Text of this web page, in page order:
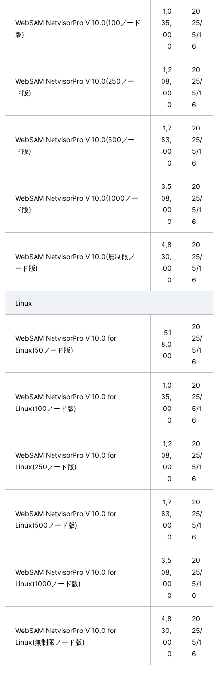
WebSAM NetvisorPro V 10.0(100ノード
版)
1,0
35,
00
0
20
25/
5/1
6
WebSAM NetvisorPro V 10.0(250ノー
ド版)
1,2
08,
00
0
20
25/
5/1
6
WebSAM NetvisorPro V 10.0(500ノー
ド版)
1,7
83,
00
0
20
25/
5/1
6
WebSAM NetvisorPro V 10.0(1000ノー
ド版)
3,5
08,
00
0
20
25/
5/1
6
WebSAM NetvisorPro V 10.0(無制限ノ
ード版)
4,8
30,
00
0
20
25/
5/1
6
Linux
WebSAM NetvisorPro V 10.0 for
Linux(50ノード版)
51
8,0
00
20
25/
5/1
6
WebSAM NetvisorPro V 10.0 for
Linux(100ノード版)
1,0
35,
00
0
20
25/
5/1
6
WebSAM NetvisorPro V 10.0 for
Linux(250ノード版)
1,2
08,
00
0
20
25/
5/1
6
WebSAM NetvisorPro V 10.0 for
Linux(500ノード版)
1,7
83,
00
0
20
25/
5/1
6
WebSAM NetvisorPro V 10.0 for
Linux(1000ノード版)
3,5
08,
00
0
20
25/
5/1
6
WebSAM NetvisorPro V 10.0 for
Linux(無制限ノード版)
4,8
30,
00
0
20
25/
5/1
6